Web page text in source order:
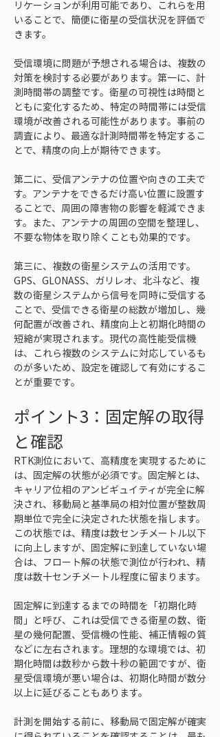
リケーションが利用可能であり、これらを用
いることで、簡便に衛星の受信状況を評価で
きます。
受信環境に問題が予想される場合は、複数の
対策を検討する必要があります。第一に、計
測時間帯の調整です。衛星の可視性は時間と
ともに変化するため、特定の時間帯には受信
環境が改善される可能性があります。事前の
調査により、最適な計測時間帯を特定するこ
とで、精度の向上が期待できます。
第二に、受信アンテナの位置や向きの工夫で
す。アンテナをできるだけ高い位置に設置す
ることで、周囲の障害物の影響を軽減できま
す。また、アンテナの周囲の空間を整理し、
不要な物体を取り除くことも効果的です。
第三に、複数の衛星システムの活用です。
GPS、GLONASS、ガリレオ、北斗など、複
数の衛星システムから信号を同時に受信する
ことで、受信できる衛星の総数が増加し、幾
何配置が改善され、精度向上と初期化時間の
短縮が実現されます。現代の高性能受信機
は、これら複数のシステムに対応しているも
のが多いため、設定を確認して有効にするこ
とが重要です。
ポイント3：固定解の取得
と確認
RTK測位において、高精度を実現するために
は、固定解の状態が必須です。固定解とは、
キャリア位相のアンビギュイティが完全に解
決され、移動局と基準局の相対位置が整数周
期単位で完全に決定された状態を指します。
この状態では、精度は数センチメートル以下
に向上しますが、固定解に到達していない場
合は、フロート解の状態で測位が行われ、精
度は数十センチメートル程度に留まります。
固定解に到達するまでの時間を「初期化時
間」と呼び、これは受信できる衛星の数、衛
星の幾何配置、受信機の性能、補正情報の質
などに左右されます。理想的な環境では、初
期化時間は数秒から数十秒の範囲ですが、衛
星受信環境が悪い場合は、初期化時間が数分
以上に延びることもあります。
計測を開始する前に、移動局で固定解が確実